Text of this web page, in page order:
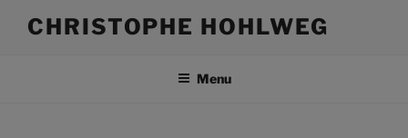
CHRISTOPHE HOHLWEG
Menu